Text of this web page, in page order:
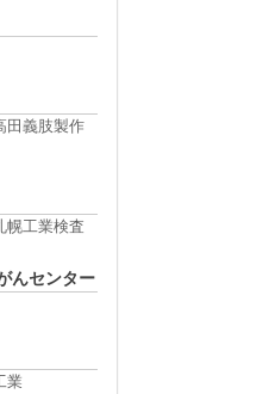
田義肢製作
幌工業検査
んセンター
業